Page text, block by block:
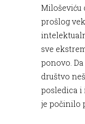
Miloševiću
prošlog
sve
ponovo.
društvo
posledica i
je počinilo